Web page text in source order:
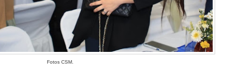
Fotos CSM.